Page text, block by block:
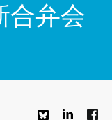
合弁会